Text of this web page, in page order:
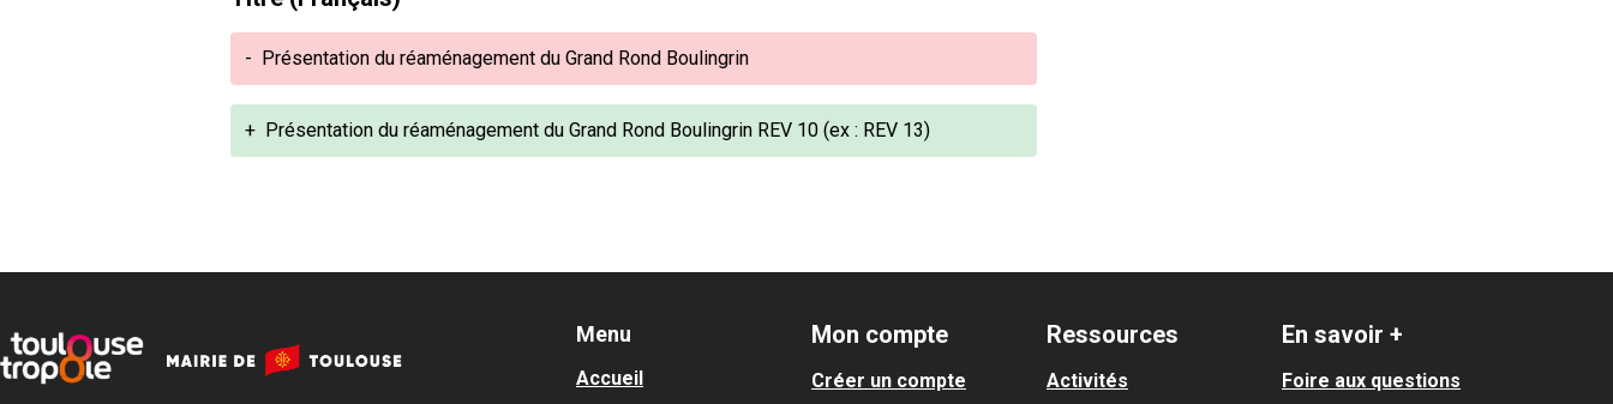
- Présentation du réaménagement du Grand Rond Boulingrin
+ Présentation du réaménagement du Grand Rond Boulingrin REV 10 (ex : REV 13)
Menu
Accueil
Mon compte
Créer un compte
Ressources
Activités
En savoir +
Foire aux questions